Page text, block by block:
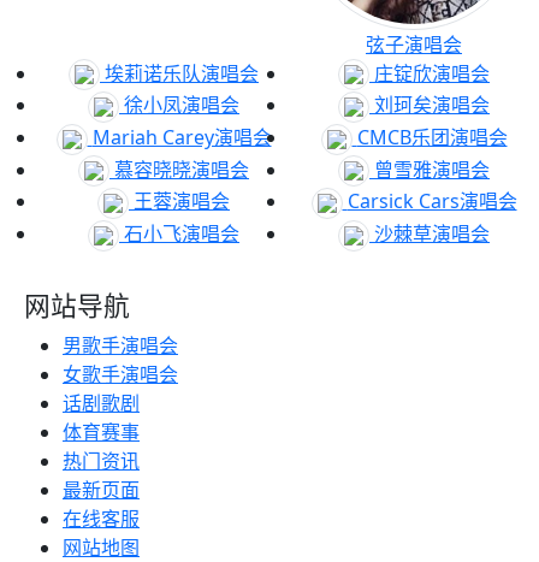
弦子演唱会
埃莉诺乐队演唱会
庄锭欣演唱会
徐小凤演唱会
刘珂矣演唱会
Mariah Carey演唱会
CMCB乐团演唱会
慕容晓晓演唱会
曾雪雅演唱会
王蓉演唱会
Carsick Cars演唱会
石小飞演唱会
沙棘草演唱会
网站导航
男歌手演唱会
女歌手演唱会
话剧歌剧
体育赛事
热门资讯
最新页面
在线客服
网站地图